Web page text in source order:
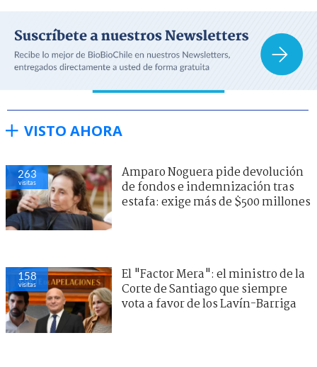
VISTO AHORA
263
visitas
Amparo Noguera pide devolución
de fondos e indemnización tras
estafa: exige más de $500 millones
158
visitas
El "Factor Mera": el ministro de la
Corte de Santiago que siempre
vota a favor de los Lavín-Barriga